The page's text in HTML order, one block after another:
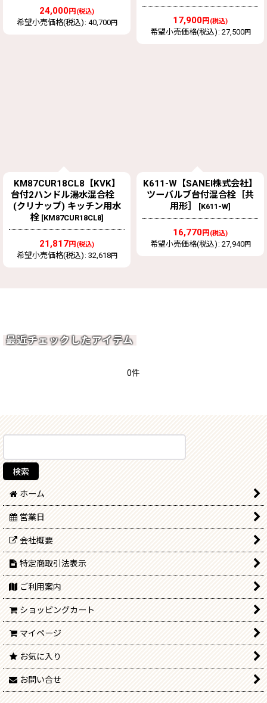
24,000円(税込)
希望小売価格(税込) : 40,700円 17,900円(税込)
希望小売価格(税込) : 27,500円
KM87CUR18CL8【KVK】
台付2ハンドル湯水混合栓
(クリナップ) キッチン用水
栓 [KM87CUR18CL8]
21,817円(税込)
希望小売価格(税込) : 32,618円
K611-W【SANEI株式会社】
ツーバルブ台付混合栓［共
用形］
[K611-W]
16,770円(税込)
希望小売価格(税込) : 27,940円
最近チェックしたアイテム
0件
ホーム
営業日
会社概要
特定商取引法表示
ご利用案内
ショッピングカート
マイページ
お気に入り
お問い合せ